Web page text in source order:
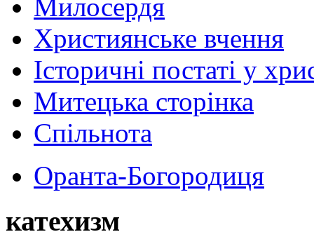
Милосердя
Християнське вчення
Історичні постаті у
Митецька сторінка
Спільнота
Оранта-Богородиця
катехизм